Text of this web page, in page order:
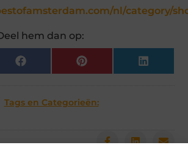
nl/category/
hem dan op:
Facebook Pinterest LinkedIn
Tags en Categorieën: